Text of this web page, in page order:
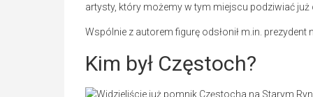
artysty, który możemy w tym miejscu podziwiać już
Wspólnie z autorem figurę odsłonił m.in.
Kim był Częstoch?